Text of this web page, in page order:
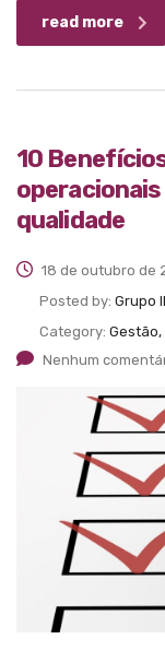
read more
10
qualidade
18 de outubro de
Posted by: Grupo
Category: Gestão,
Nenhum